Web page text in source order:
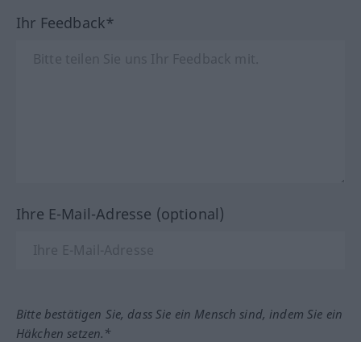
Ihr Feedback*
Ihre E-Mail-Adresse (optional)
Bitte bestätigen Sie, dass Sie ein Mensch sind, indem Sie ein
Häkchen setzen.*